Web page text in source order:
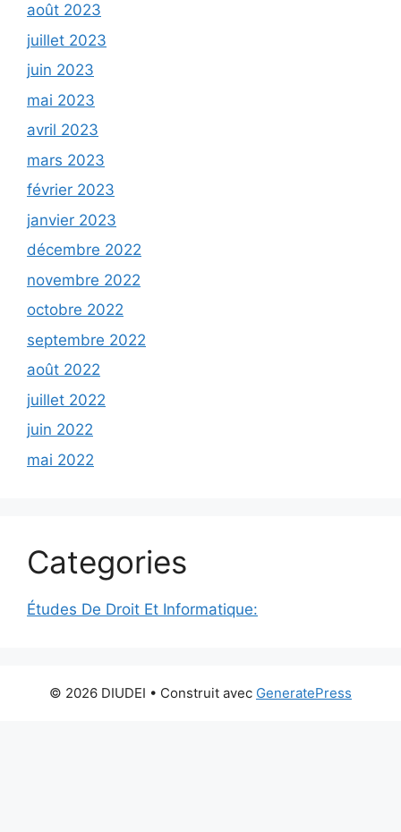
août 2023
juillet 2023
juin 2023
mai 2023
avril 2023
mars 2023
février 2023
janvier 2023
décembre 2022
novembre 2022
octobre 2022
septembre 2022
août 2022
juillet 2022
juin 2022
mai 2022
Categories
Études De Droit Et Informatique:
© 2026 DIUDEI • Construit avec GeneratePress